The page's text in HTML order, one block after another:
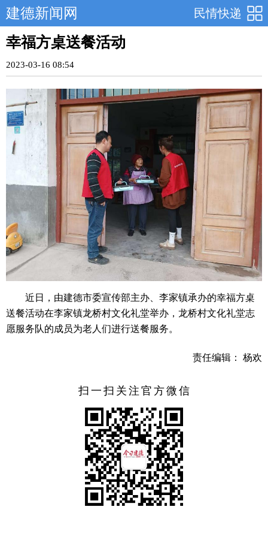
民情快递
建德新闻网
幸福方桌送餐活动
2023-03-16 08:54
近日，由建德市委宣传部主办、李家镇承办的幸福方桌
送餐活动在李家镇龙桥村文化礼堂举办，龙桥村文化礼堂志
愿服务队的成员为老人们进行送餐服务。
责任编辑： 杨欢
扫一扫关注官方微信